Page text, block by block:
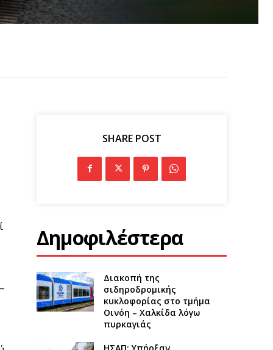
SHARE POST
Δημοφιλέστερα
Διακοπή της
σιδηροδρομικής
κυκλοφορίας στο τμήμα
Οινόη – Χαλκίδα λόγω
πυρκαγιάς